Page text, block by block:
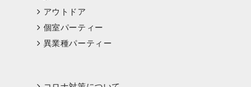
アウトドア
個室パーティー
異業種パーティー